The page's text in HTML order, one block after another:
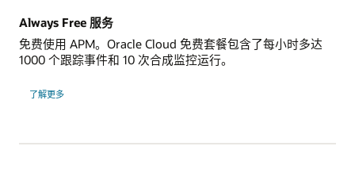
Always Free 服务
免费使用 APM。Oracle Cloud 免费套餐包含了每小时多达
1000 个跟踪事件和 10 次合成监控运行。
了解更多